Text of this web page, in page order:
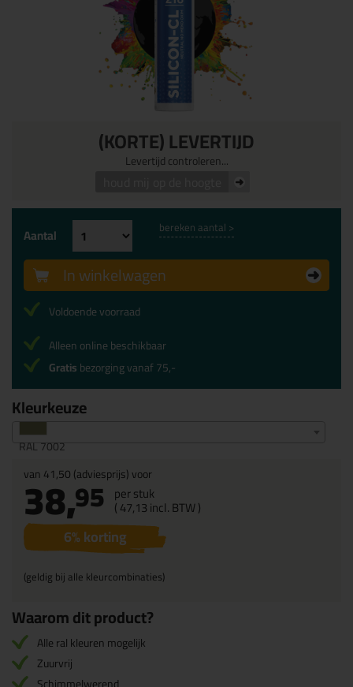
(KORTE) LEVERTIJD
Levertijd controleren...
Kleurkeuze
RAL 7002
van41,50(adviesprijs) voor
38,95 per stuk
(47,13incl. BTW )
6% korting
(geldig bij alle kleurcombinaties)
Aantal bereken aantal >
In winkelwagen
Voldoende voorraad
Alleen online beschikbaar
Gratisbezorging vanaf 75,-
Waarom dit product?
Alle ral kleuren mogelijk
Zuurvrij